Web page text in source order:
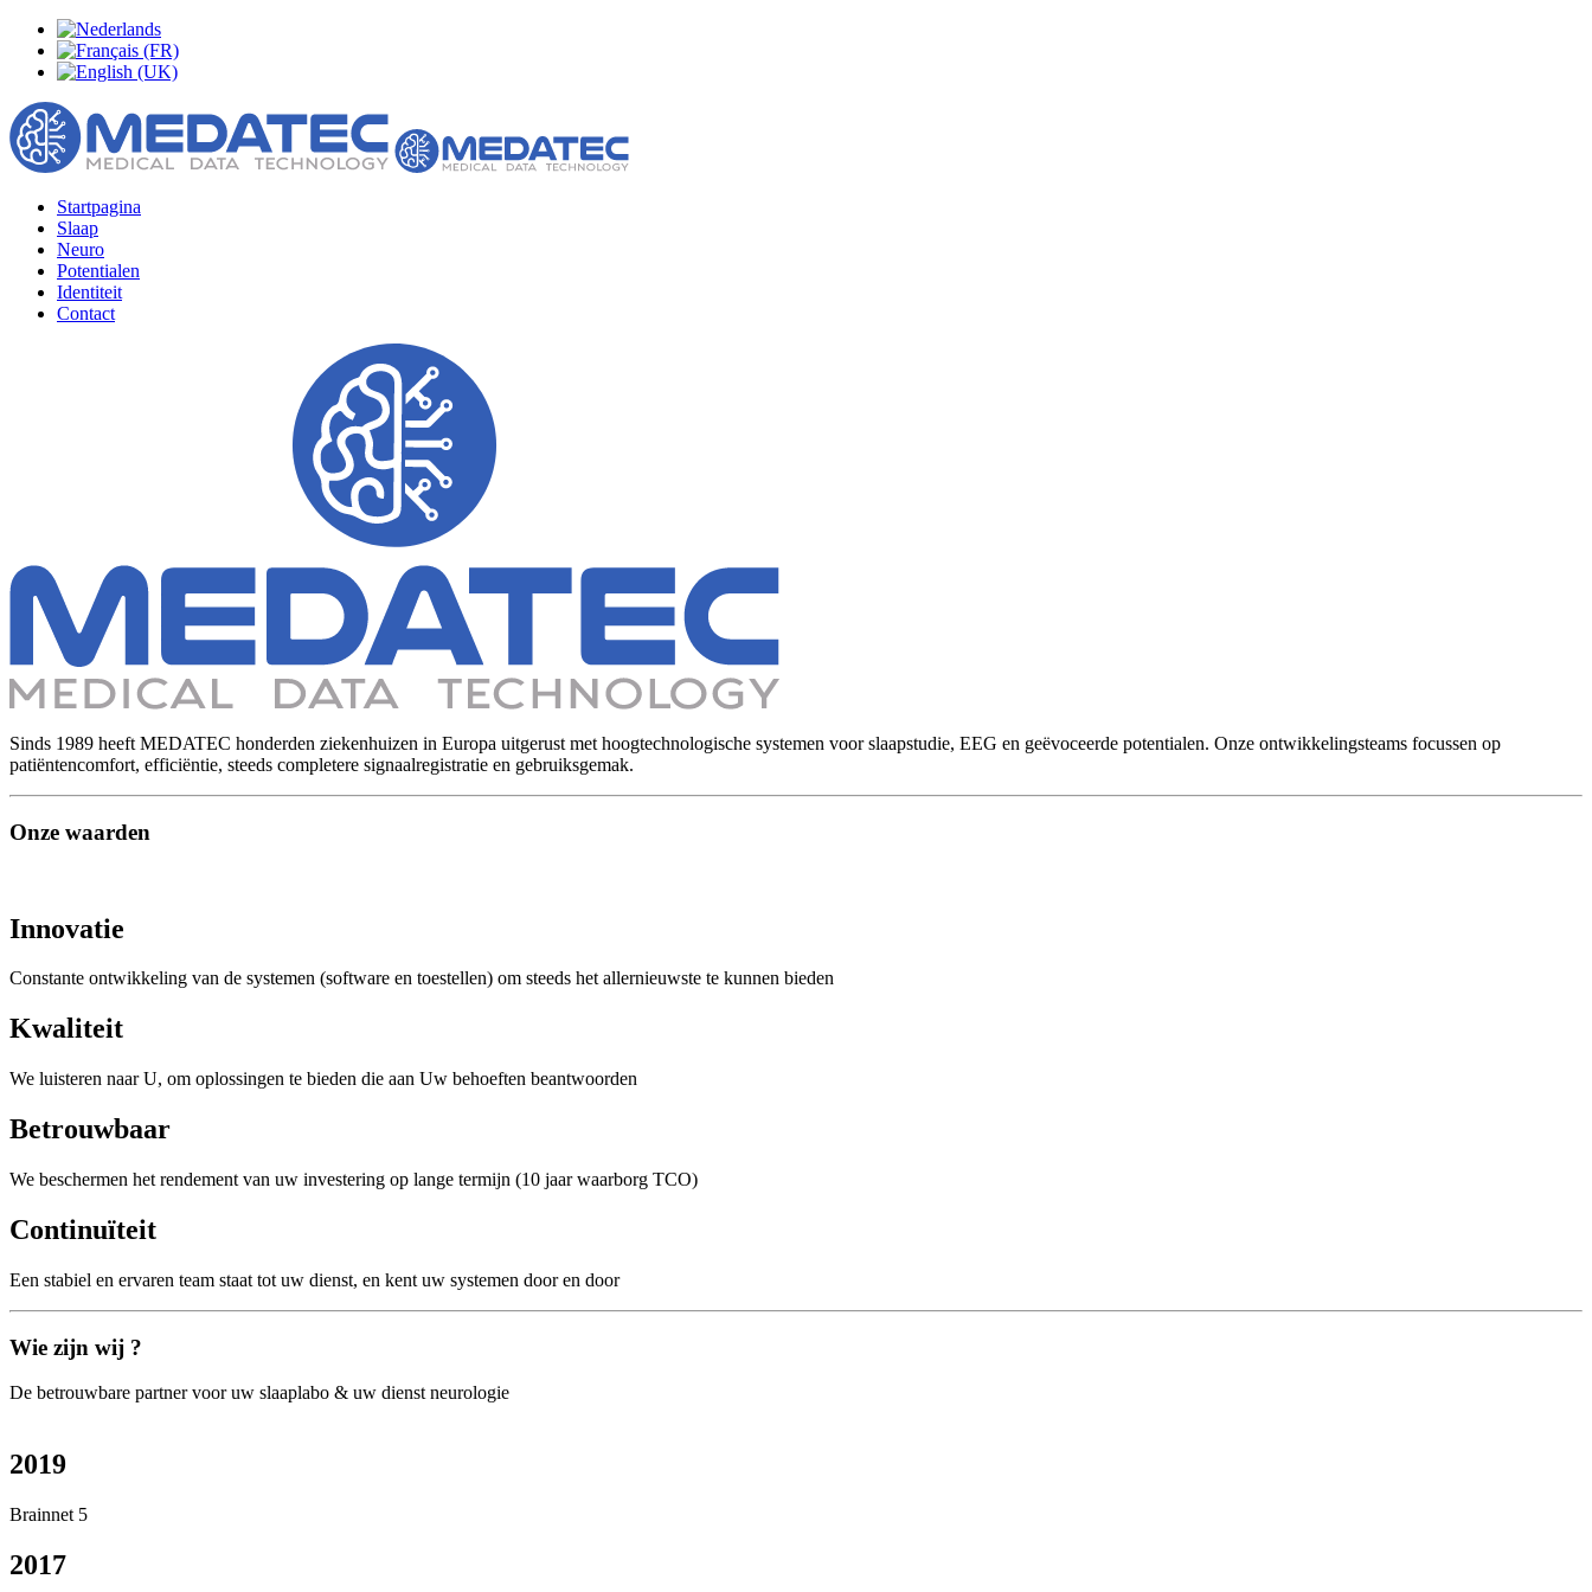
Startpagina
Slaap
Neuro
Potentialen
Identiteit
Contact
Sinds 1989 heeft MEDATEC honderden ziekenhuizen in Europa uitgerust met hoogtechnologische systemen voor slaapstudie, EEG en geëvoceerde potentialen. Onze ontwikkelingsteams focussen op
patiëntencomfort, efficiëntie, steeds completere signaalregistratie en gebruiksgemak.
Onze waarden
Innovatie
Constante ontwikkeling van de systemen (software en toestellen) om steeds het allernieuwste te kunnen bieden
Kwaliteit
We luisteren naar U, om oplossingen te bieden die aan Uw behoeften beantwoorden
Betrouwbaar
We beschermen het rendement van uw investering op lange termijn (10 jaar waarborg TCO)
Continuïteit
Een stabiel en ervaren team staat tot uw dienst, en kent uw systemen door en door
Wie zijn wij ?
De betrouwbare partner voor uw slaaplabo & uw dienst neurologie
2019
Brainnet 5
2017